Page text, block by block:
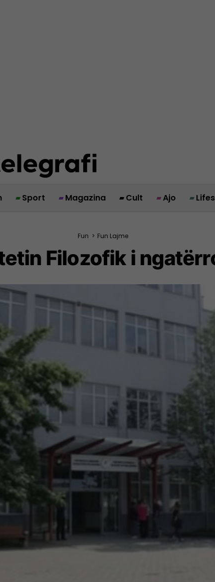
Sport Magazina Cult Ajo
Fun > Fun Lajme
Filozofik i